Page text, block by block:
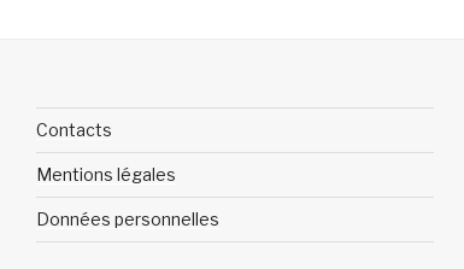
Contacts
Mentions légales
Données personnelles